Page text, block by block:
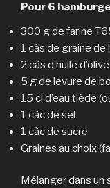
Pour 6
300 g de farine
1 càs de graine de
2 càs d’huile d’olive
5 g de levure de
15 cl d’eau tiède
1 càc de sel
1 càc de sucre
Graines au choix
Mélanger dans un